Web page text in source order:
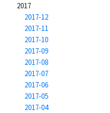
2017
2017-12
2017-11
2017-10
2017-09
2017-08
2017-07
2017-06
2017-05
2017-04